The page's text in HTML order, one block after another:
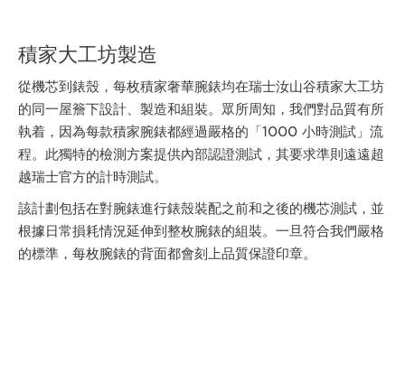
積家大工坊製造
從機芯到錶殼，每枚積家奢華腕錶均在瑞士汝山谷積家大工坊
的同一屋簷下設計、製造和組裝。眾所周知，我們對品質有所
執着，因為每款積家腕錶都經過嚴格的「1000 小時測試」流
程。此獨特的檢測方案提供內部認證測試，其要求準則遠遠超
越瑞士官方的計時測試。
該計劃包括在對腕錶進行錶殼裝配之前和之後的機芯測試，並
根據日常損耗情況延伸到整枚腕錶的組裝。一旦符合我們嚴格
的標準，每枚腕錶的背面都會刻上品質保證印章。